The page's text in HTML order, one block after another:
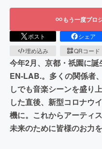
もう一度プロ
ポスト シェア
埋め込み
QRコード
今年2月、京都・祇園に
EN-LAB.。多くの関係者
しでも音楽シーンを盛り
した直後、新型コロナウ
機に。これからアーティ
未来のために皆様のお力